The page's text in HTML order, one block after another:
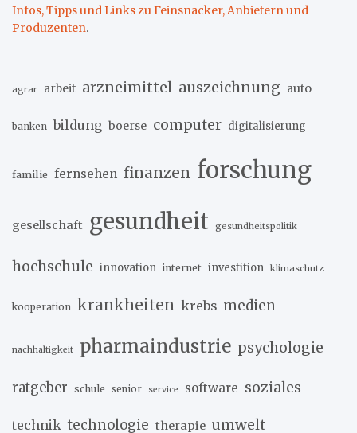
Infos, Tipps und Links zu Feinsnacker, Anbietern und
Produzenten.
agrar arbeit arzneimittel auszeichnung auto
banken bildung boerse computer digitalisierung
familie fernsehen finanzen forschung
gesellschaft gesundheit gesundheitspolitik
hochschule innovation internet investition klimaschutz
kooperation krankheiten krebs medien
nachhaltigkeit pharmaindustrie psychologie
ratgeber schule senior service software soziales
technik technologie therapie umwelt